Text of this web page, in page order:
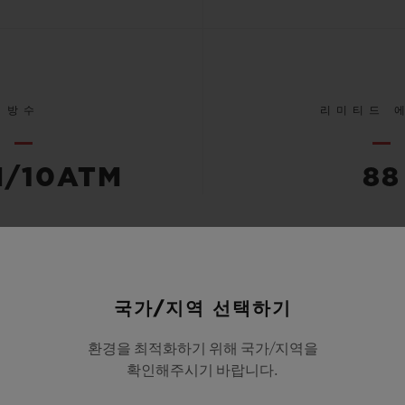
방수
10ATM
리미티드
88
국가/지역 선택하기
환경을 최적화하기 위해 국가/지역을
확인해주시기 바랍니다.